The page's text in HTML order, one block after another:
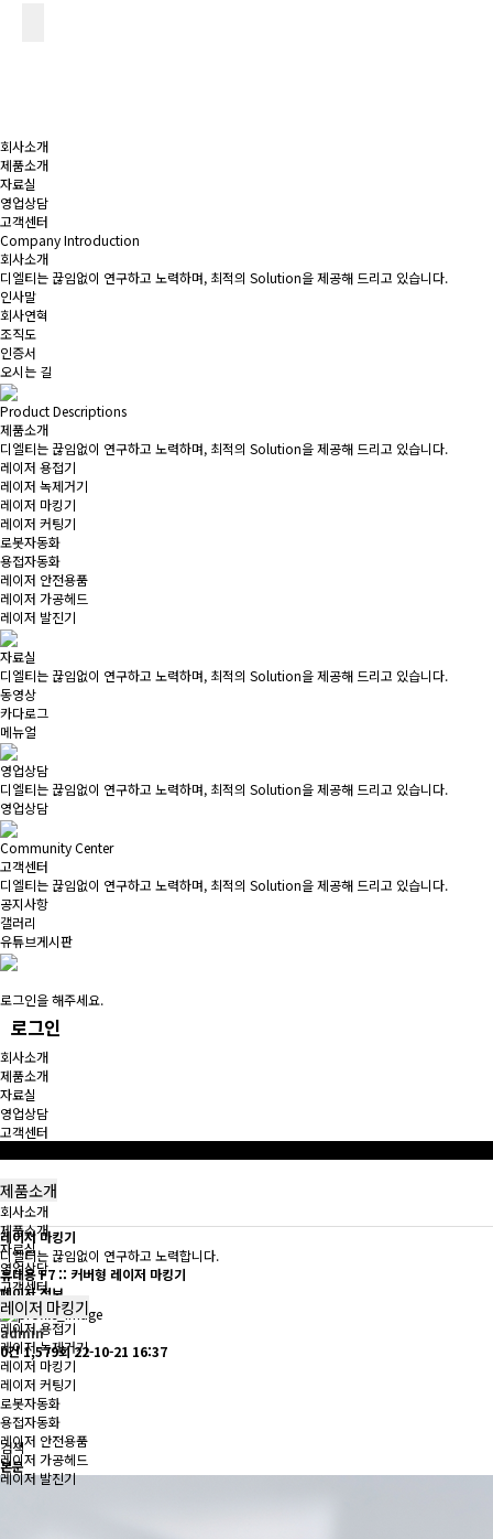
회사소개
제품소개
자료실
영업상담
고객센터
Company Introduction
회사소개
디엘티는 끊임없이 연구하고 노력하며, 최적의 Solution을 제공해 드리고 있습니다.
인사말
회사연혁
조직도
인증서
오시는 길
Product Descriptions
제품소개
디엘티는 끊임없이 연구하고 노력하며, 최적의 Solution을 제공해 드리고 있습니다.
레이저 용접기
레이저 녹제거기
레이저 마킹기
레이저 커팅기
로봇자동화
용접자동화
레이저 안전용품
레이저 가공헤드
레이저 발진기
자료실
디엘티는 끊임없이 연구하고 노력하며, 최적의 Solution을 제공해 드리고 있습니다.
동영상
카다로그
메뉴얼
영업상담
디엘티는 끊임없이 연구하고 노력하며, 최적의 Solution을 제공해 드리고 있습니다.
영업상담
Community Center
고객센터
디엘티는 끊임없이 연구하고 노력하며, 최적의 Solution을 제공해 드리고 있습니다.
공지사항
갤러리
유튜브게시판
로그인을 해주세요.
로그인
회사소개
제품소개
자료실
영업상담
고객센터
제품소개
회사소개
제품소개
자료실
영업상담
고객센터
레이저 마킹기
레이저 용접기
레이저 녹제거기
레이저 마킹기
레이저 커팅기
로봇자동화
용접자동화
레이저 안전용품
레이저 가공헤드
레이저 발진기
레이저 마킹기
디엘티는 끊임없이 연구하고 노력합니다.
휴대용F7 :: 커버형 레이저 마킹기
페이지 정보
admin
0건 1,579회22-10-21 16:37
검색
본문